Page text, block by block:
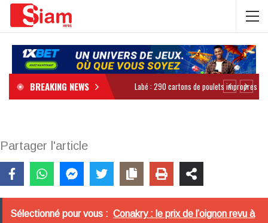
BREAKING NEWS
Partager l'article
Sélectionné pour vous : Conakry : le prix de l’oignon revu à